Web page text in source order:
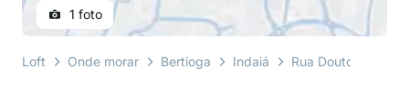
1 foto
Loft Onde morar Bertioga Indaiá Rua Doutor Carlos